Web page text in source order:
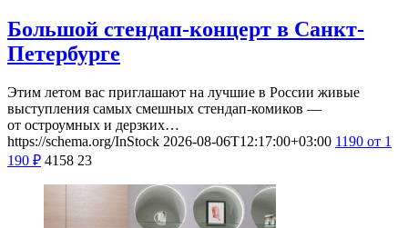
Большой стендап-концерт в Санкт-
Петербурге
Этим летом вас приглашают на лучшие в России живые
выступления самых смешных стендап-комиков —
от остроумных и дерзких…
https://schema.org/InStock 2026-08-06T12:17:00+03:00 1190 от 1
190 ₽ 4158 23